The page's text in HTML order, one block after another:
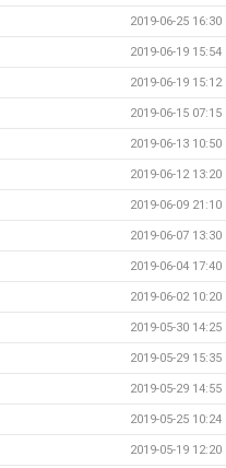
2019-06-25 16:30
2019-06-19 15:54
2019-06-19 15:12
2019-06-15 07:15
2019-06-13 10:50
2019-06-12 13:20
2019-06-09 21:10
2019-06-07 13:30
2019-06-04 17:40
2019-06-02 10:20
2019-05-30 14:25
2019-05-29 15:35
2019-05-29 14:55
2019-05-25 10:24
2019-05-19 12:20